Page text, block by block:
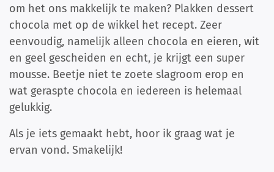
om het ons makkelijk te maken? Plakken dessert
chocola met op de wikkel het recept. Zeer
eenvoudig, namelijk alleen chocola en eieren, wit
en geel gescheiden en echt, je krijgt een super
mousse. Beetje niet te zoete slagroom erop en
wat geraspte chocola en iedereen is helemaal
gelukkig.
Als je iets gemaakt hebt, hoor ik graag wat je
ervan vond. Smakelijk!